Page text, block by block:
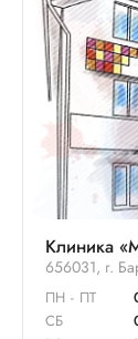
Клиника
656031, г.
ПН - ПТ
СБ